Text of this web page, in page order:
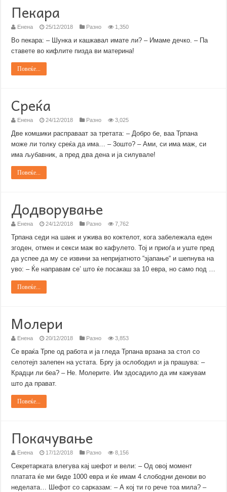
Пекара
Енена 25/12/2018 Разно 1,350
Во пекара: – Шунка и кашкавал имате ли? – Имаме дечко. – Па
ставете во кифлите пизда ви материна!
Повеќе...
Среќа
Енена 24/12/2018 Разно 3,025
Две комшики расправаат за третата: – Добро бе, ваа Трпана
може ли толку среќа да има… – 3ошто? – Ами, си има маж, си
има љубавник, а пред два дена и ја силувале!
Повеќе...
Додворување
Енена 24/12/2018 Разно 7,762
Трпана седи на шанк и ужива во коктелот, кога забележала еден
згоден, отмен и секси маж во кафулето. Тој и приоѓа и уште пред
да успее да му се извини за непријатното “зјапање“ и шепнува на
уво: – Ќе направам се’ што ќе посакаш за 10 евра, но само под …
Повеќе...
Молери
Енена 20/12/2018 Разно 3,853
Се враќа Трпе од работа и ја гледа Трпана врзана за стол со
селотејп залепен на устата. Бpry ја ослободил и ја прашува: –
Крадци ли беа? – Не. Молерите. Им здосадило да им кажувам
што да прават.
Повеќе...
Покачување
Енена 17/12/2018 Разно 8,156
Секретарката влегува кај шефот и вели: – Од овој момент
платата ќе ми биде 1000 евра и ќе имам 4 слободни денови во
неделата… Шефот со сарказам: – А кој ти го рече тоа мила? –